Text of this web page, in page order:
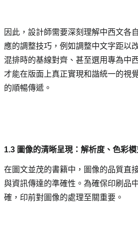
因此，設計師需要深刻理解中西文各
應的調整技巧，例如調整中文字距以
混排時的基線對齊、甚至選用專為中
才能在版面上真正實現和諧統一的視
的順暢傳遞。
1.3 圖像的清晰呈現：解析度、色彩
在圖文並茂的書籍中，圖像的品質直
與資訊傳達的準確性。為確保印刷品
確，印前對圖像的處理至關重要。